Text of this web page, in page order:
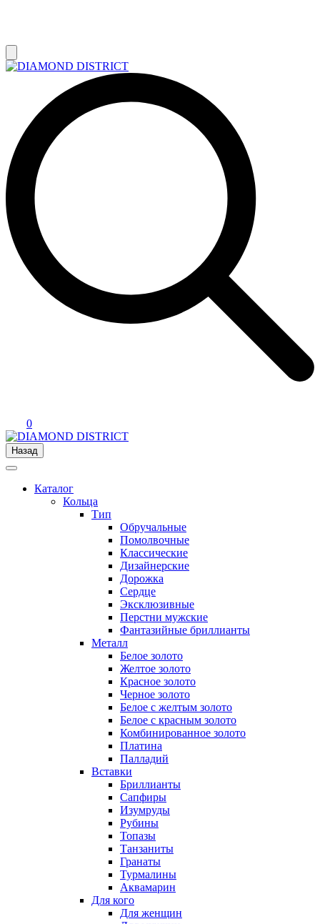
0
Назад
Каталог
Кольца
Тип
Обручальные
Помолвочные
Классические
Дизайнерские
Дорожка
Сердце
Эксклюзивные
Перстни мужские
Фантазийные бриллианты
Металл
Белое золото
Желтое золото
Красное золото
Черное золото
Белое с желтым золото
Белое с красным золото
Комбинированное золото
Платина
Палладий
Вставки
Бриллианты
Сапфиры
Изумруды
Рубины
Топазы
Танзаниты
Гранаты
Турмалины
Аквамарин
Для кого
Для женщин